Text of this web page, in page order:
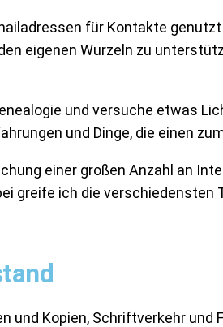
für Kontakte
eigenen Wurzeln zu
und versuche etwas
und Dinge, die einen
einer großen Anzahl an
greife ich die
und Kopien, Schriftverkehr